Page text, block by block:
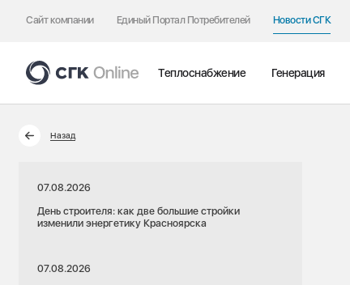
Сайт компании Единый Портал Потребителей Новости СГК
Теплоснабжение Генерация
Назад
07.08.2026
День строителя: как две большие стройки
изменили энергетику Красноярска
07.08.2026